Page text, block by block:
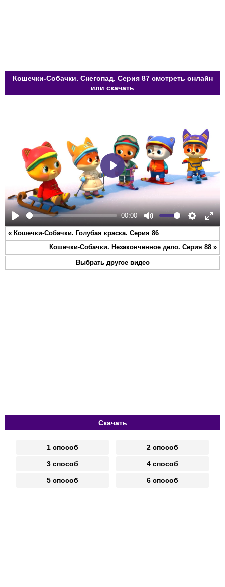
Кошечки-Собачки. Снегопад. Серия 87 смотреть онлайн
или скачать
Play
00:00
Mute Settings
Play
« Кошечки-Собачки. Голубая краска. Серия 86
Кошечки-Собачки. Незаконченное дело. Серия 88 »
Выбрать другое видео
Скачать
1 способ 2 способ
3 способ 4 способ
5 способ 6 способ